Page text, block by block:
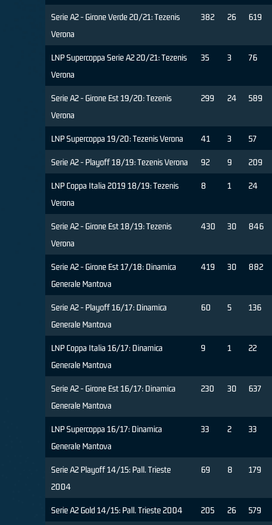
Serie A2 - Girone Verde 20/21: Tezenis
Verona
382 26 619
LNP Supercoppa Serie A2 20/21: Tezenis
Verona
35 3 76
Serie A2 - Girone Est 19/20: Tezenis
Verona
299 24 589
LNP Supercoppa 19/20: Tezenis Verona 41 3 57
Serie A2 - Playoff 18/19: Tezenis Verona 92 9 209
LNP Coppa Italia 2019 18/19: Tezenis
Verona
8 1 24
Serie A2 - Girone Est 18/19: Tezenis
Verona
430 30 846
Serie A2 - Girone Est 17/18: Dinamica
Generale Mantova
419 30 882
Serie A2 - Playoff 16/17: Dinamica
Generale Mantova
60 5 136
LNP Coppa Italia 16/17: Dinamica
Generale Mantova
9 1 22
Serie A2 - Girone Est 16/17: Dinamica
Generale Mantova
230 30 637
LNP Supercoppa 16/17: Dinamica
Generale Mantova
33 2 33
Serie A2 Playoff 14/15: Pall. Trieste
2004
69 8 179
Serie A2 Gold 14/15: Pall. Trieste 2004 205 26 579